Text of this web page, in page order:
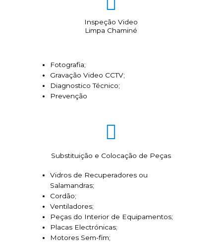
Inspeção Video
Limpa Chaminé
Fotografia;
Gravação Video CCTV;
Diagnostico Técnico;
Prevenção
Substituição e Colocação de Peças
Vidros de Recuperadores ou
Salamandras;
Cordão;
Ventiladores;
Peças do Interior de Equipamentos;
Placas Electrónicas;
Motores Sem-fim;